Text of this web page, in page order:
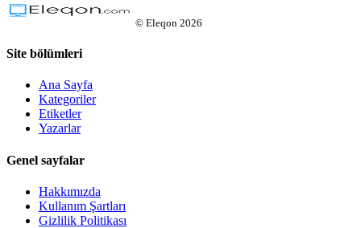
© Eleqon 2026
Site bölümleri
Ana Sayfa
Kategoriler
Etiketler
Yazarlar
Genel sayfalar
Hakkımızda
Kullanım Şartları
Gizlilik Politikası